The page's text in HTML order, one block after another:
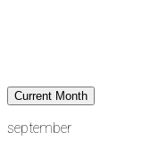
Current Month
september